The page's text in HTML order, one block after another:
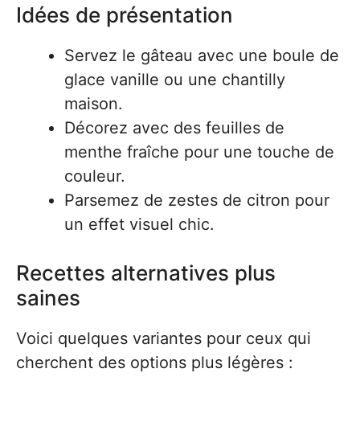
Idées de présentation
Servez le gâteau avec une boule de
glace vanille ou une chantilly
maison.
Décorez avec des feuilles de
menthe fraîche pour une touche de
couleur.
Parsemez de zestes de citron pour
un effet visuel chic.
Recettes alternatives plus
saines
Voici quelques variantes pour ceux qui
cherchent des options plus légères :